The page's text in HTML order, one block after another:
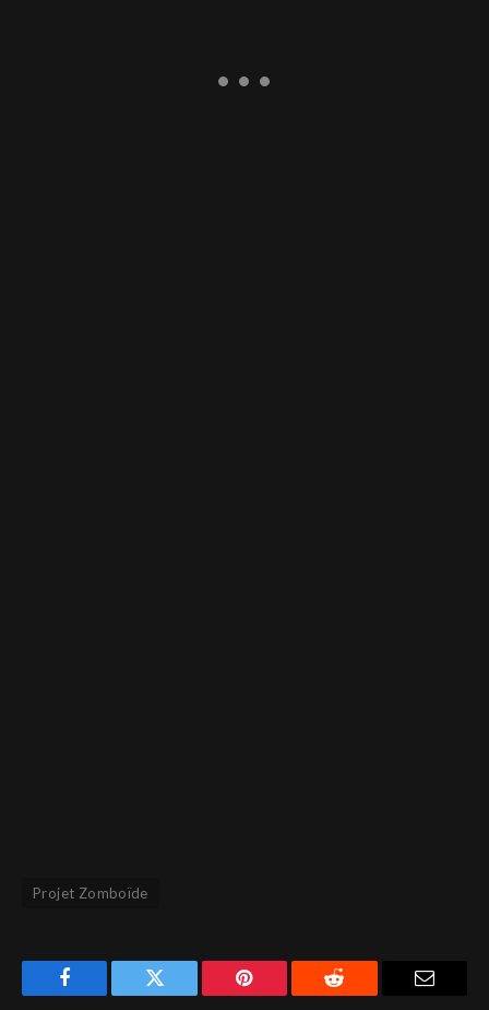
Projet Zomboïde
Facebook Twitter Pinterest Reddit